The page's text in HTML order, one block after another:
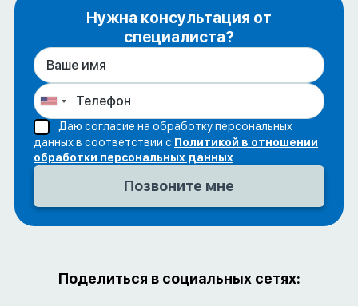
Нужна консультация от
специалиста?
Даю согласие на обработку персональных
данных в соответствии с Политикой в отношении
обработки персональных данных
Поделиться в социальных сетях: